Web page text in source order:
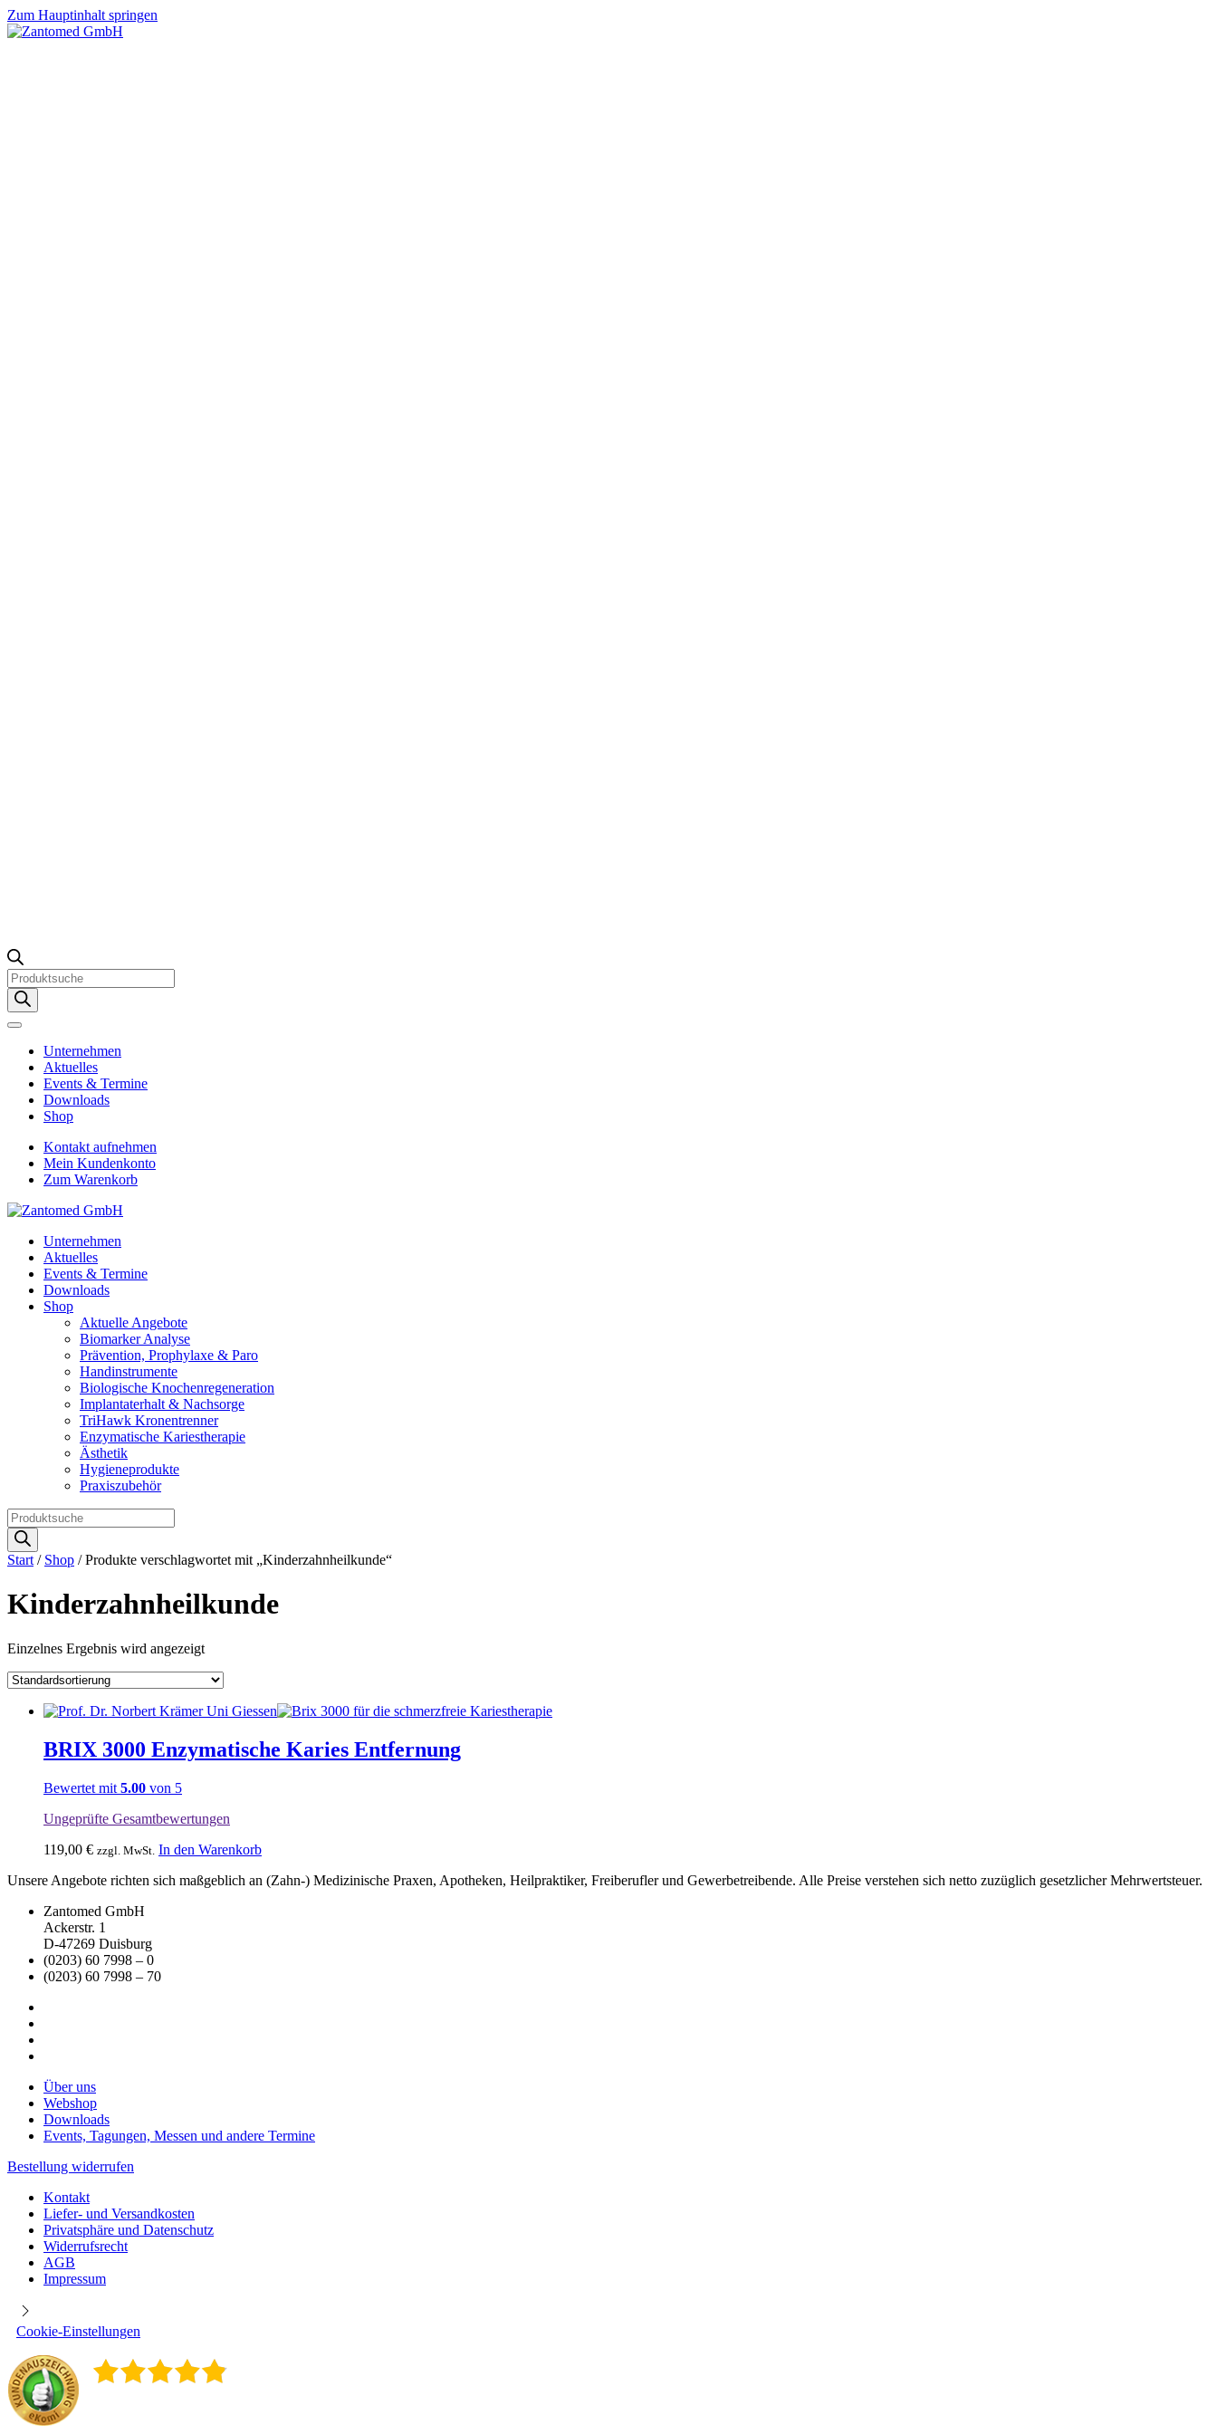
Zum Hauptinhalt springen
Products
search
Unternehmen
Aktuelles
Events & Termine
Downloads
Shop
Kontakt aufnehmen
Mein Kundenkonto
Zum Warenkorb
Unternehmen
Aktuelles
Events & Termine
Downloads
Shop
Aktuelle Angebote
Biomarker Analyse
Prävention, Prophylaxe & Paro
Handinstrumente
Biologische Knochenregeneration
Implantaterhalt & Nachsorge
TriHawk Kronentrenner
Enzymatische Kariestherapie
Ästhetik
Hygieneprodukte
Praxiszubehör
Products
search
Start / Shop / Produkte verschlagwortet mit „Kinderzahnheilkunde“
Kinderzahnheilkunde
Einzelnes Ergebnis wird angezeigt
BRIX 3000 Enzymatische Karies Entfernung
Bewertet mit 5.00 von 5
Ungeprüfte Gesamtbewertungen
119,00 € zzgl. MwSt. In den Warenkorb
Unsere Angebote richten sich maßgeblich an (Zahn-) Medizinische Praxen, Apotheken, Heilpraktiker, Freiberufler und Gewerbetreibende. Alle Preise verstehen sich netto zuzüglich gesetzlicher Mehrwertsteuer.
Zantomed GmbH
Ackerstr. 1
D-47269 Duisburg
(0203) 60 7998 – 0
(0203) 60 7998 – 70
Über uns
Webshop
Downloads
Events, Tagungen, Messen und andere Termine
Bestellung widerrufen
Kontakt
Liefer- und Versandkosten
Privatsphäre und Datenschutz
Widerrufsrecht
AGB
Impressum
Cookie-Einstellungen